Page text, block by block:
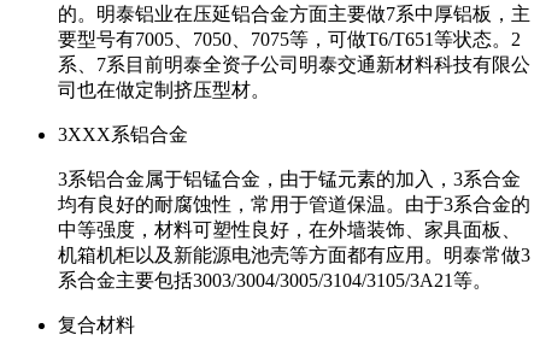
的。明泰铝业在压延铝合金方面主要做7系中厚铝板，主
要型号有7005、7050、7075等，可做T6/T651等状态。2
系、7系目前明泰全资子公司明泰交通新材料科技有限公
司也在做定制挤压型材。
3XXX系铝合金
3系铝合金属于铝锰合金，由于锰元素的加入，3系合金
均有良好的耐腐蚀性，常用于管道保温。由于3系合金的
中等强度，材料可塑性良好，在外墙装饰、家具面板、
机箱机柜以及新能源电池壳等方面都有应用。明泰常做3
系合金主要包括3003/3004/3005/3104/3105/3A21等。
复合材料